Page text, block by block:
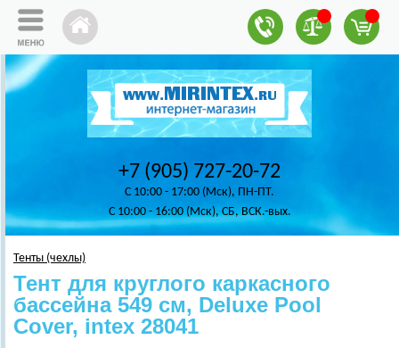
+7 (905) 727-20-72
C 10:00 - 17:00 (Мск), ПН-ПТ.
C 10:00 - 16:00 (Мск), СБ, ВСК.-вых.
Тенты (чехлы)
Тент для круглого каркасного
бассейна 549 см, Deluxe Pool
Cover, intex 28041